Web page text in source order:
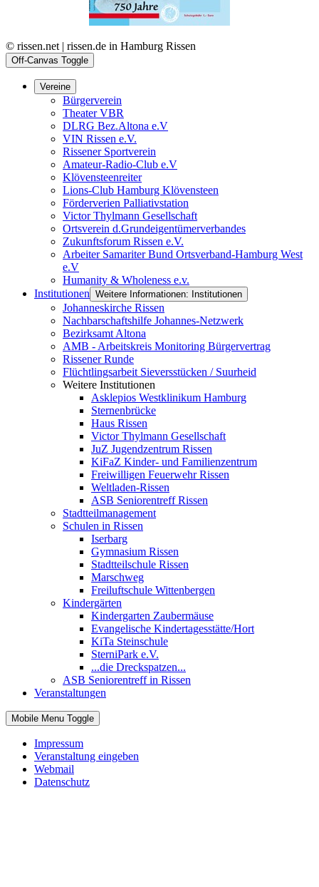
© rissen.net | rissen.de in Hamburg Rissen
Off-Canvas Toggle
Vereine
Bürgerverein
Theater VBR
DLRG Bez.Altona e.V
VIN Rissen e.V.
Rissener Sportverein
Amateur-Radio-Club e.V
Klövensteenreiter
Lions-Club Hamburg Klövensteen
Förderverien Palliativstation
Victor Thylmann Gesellschaft
Ortsverein d.Grundeigentümerverbandes
Zukunftsforum Rissen e.V.
Arbeiter Samariter Bund Ortsverband-Hamburg West
e.V
Humanity & Wholeness e.v.
Institutionen Weitere Informationen: Institutionen
Johanneskirche Rissen
Nachbarschaftshilfe Johannes-Netzwerk
Bezirksamt Altona
AMB - Arbeitskreis Monitoring Bürgervertrag
Rissener Runde
Flüchtlingsarbeit Sieversstücken / Suurheid
Weitere Institutionen
Asklepios Westklinikum Hamburg
Sternenbrücke
Haus Rissen
Victor Thylmann Gesellschaft
JuZ Jugendzentrum Rissen
KiFaZ Kinder- und Familienzentrum
Freiwilligen Feuerwehr Rissen
Weltladen-Rissen
ASB Seniorentreff Rissen
Stadtteilmanagement
Schulen in Rissen
Iserbarg
Gymnasium Rissen
Stadtteilschule Rissen
Marschweg
Freiluftschule Wittenbergen
Kindergärten
Kindergarten Zaubermäuse
Evangelische Kindertagesstätte/Hort
KiTa Steinschule
SterniPark e.V.
...die Dreckspatzen...
ASB Seniorentreff in Rissen
Veranstaltungen
Mobile Menu Toggle
Impressum
Veranstaltung eingeben
Webmail
Datenschutz